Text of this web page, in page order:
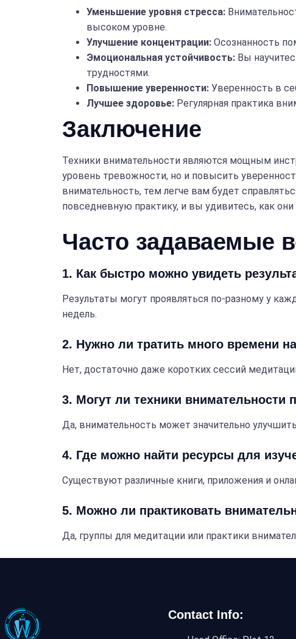
Уменьшение уровня стресса:
высоком уровне.
Улучшение концентрации: Осознанность
Эмоциональная устойчивость: Вы
трудностями.
Повышение уверенности: Уверенность в
Лучшее здоровье: Регулярная практика
Заключение
Техники внимательности являются мощным
уровень тревожности, но и повысить
внимательность, тем легче вам будет
повседневную практику, и вы удивитесь, как
Часто задаваемые
1. Как быстро можно увидеть
Результаты могут проявляться по-разному у
недель.
2. Нужно ли тратить много времени
Нет, достаточно даже коротких сессий
3. Могут ли техники
Да, внимательность может значительно
4. Где можно найти ресурсы для
Существуют различные книги, приложения и
5. Можно ли практиковать
Да, группы для медитации или практики
Contact Info: